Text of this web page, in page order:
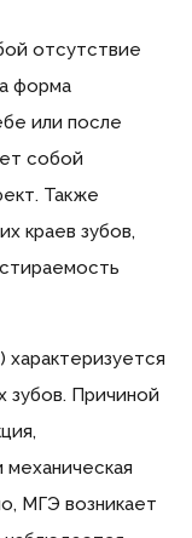
отсутствие
форма
или после
собой
Также
краев зубов,
характеризуется
зубов. Причиной
механическая
МГЭ возникает